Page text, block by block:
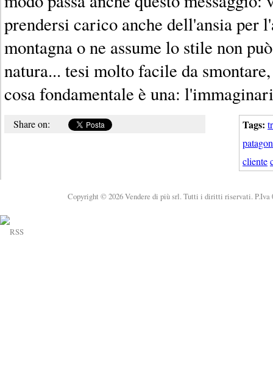
prendersi carico anche dell'ansia per
montagna o ne assume lo stile non
natura... tesi molto facile da
cosa fondamentale è una:
Tags:
cliente
Share on:
Copyright © 2026 Vendere di più srl. Tutti i diritti riservati. P.Iva